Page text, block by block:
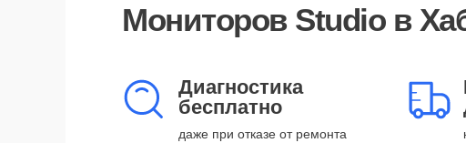
Мониторов Studio в
Диагностика
бесплатно
даже при отказе от ремонта